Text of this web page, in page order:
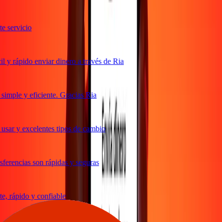
servicio
rápido enviar dinero a través de Ria
y eficiente. Gracias Ria
y excelentes tipos de cambio
son rápidas y seguras
rápido y confiable